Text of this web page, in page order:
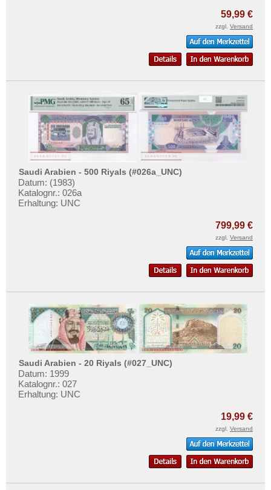
59,99 €
zzgl. Versand
Saudi Arabien - 500 Riyals (#026a_UNC)
Datum: (1983)
Katalognr.: 026a
Erhaltung: UNC
799,99 €
zzgl. Versand
Saudi Arabien - 20 Riyals (#027_UNC)
Datum: 1999
Katalognr.: 027
Erhaltung: UNC
19,99 €
zzgl. Versand